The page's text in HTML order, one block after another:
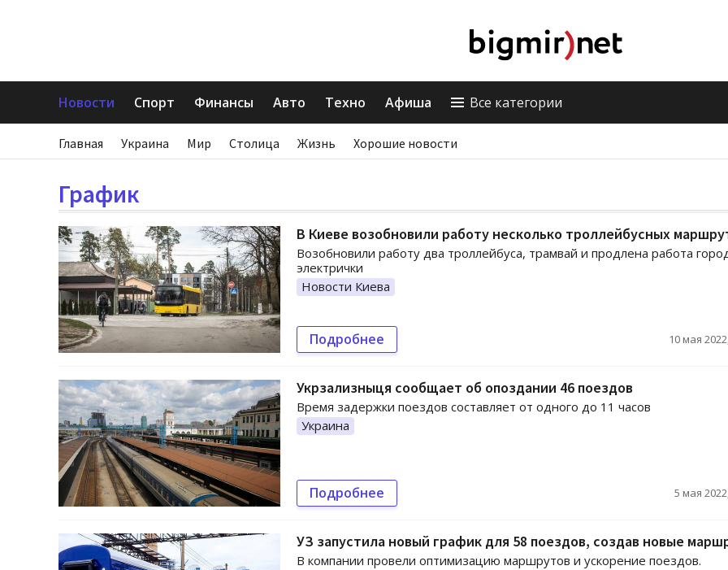
Новости Спорт Финансы Авто Техно Афиша Все категории
Главная Украина Мир Столица Жизнь Хорошие новости
График
В Киеве возобновили работу несколько троллейбусных
Возобновили работу два троллейбуса, трамвай и продлена работа
электрички
Новости Киева
Подробнее 10 мая
Укрзализныця сообщает об опоздании 46 поездов
Время задержки поездов составляет от одного до 11 часов
Украина
Подробнее 5 мая
УЗ запустила новый график для 58 поездов, создав новые
В компании провели оптимизацию маршрутов и ускорение поездов.